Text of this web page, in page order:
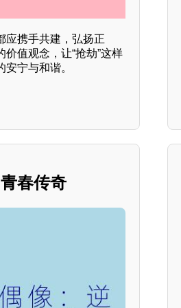
应携手共建，弘扬正
值观念，让“抢劫”这样
宁与和谐。
春传奇